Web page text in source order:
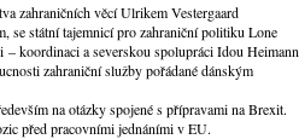
zahraničních věcí Ulrikem Vestergaard
se státní tajemnicí pro zahraniční politiku Lone
koordinaci a severskou spolupráci Idou Heimann
zahraniční služby pořádané dánským
na otázky spojené s přípravami na Brexit.
před pracovními jednáními v EU.